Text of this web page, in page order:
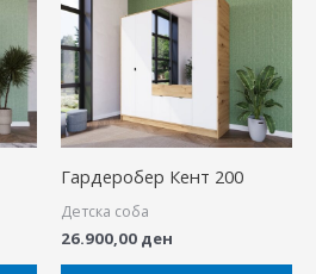
Гардеробер Кент 200
Детска соба
26.900,00 ден